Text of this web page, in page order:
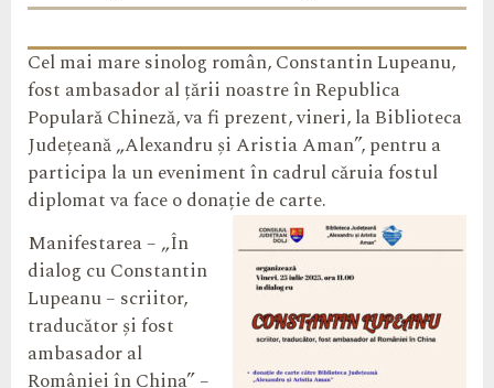
Cel mai mare sinolog român, Constantin Lupeanu,
fost ambasador al țării noastre în Republica
Populară Chineză, va fi prezent, vineri, la Biblioteca
Județeană „Alexandru și Aristia Aman”, pentru a
participa la un eveniment în cadrul căruia fostul
diplomat va face o donație de carte.
Manifestarea – „În
dialog cu Constantin
Lupeanu – scriitor,
traducător și fost
ambasador al
României în China” –